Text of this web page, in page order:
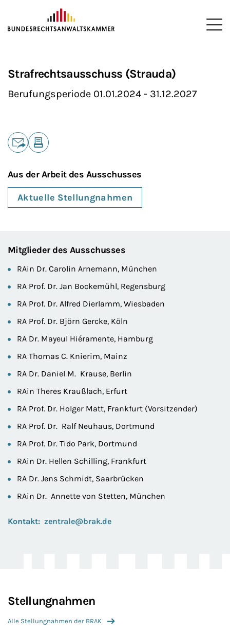
ZUM HAUPTINHALT SPRINGEN
Strafrechtsausschuss (Strauda)
Berufungsperiode 01.01.2024 - 31.12.2027
Teilen
Aus der Arbeit des Ausschusses
Aktuelle Stellungnahmen
Mitglieder des Ausschusses
RAin Dr. Carolin Arnemann, München
RA Prof. Dr. Jan Bockemühl, Regensburg
RA Prof. Dr. Alfred Dierlamm, Wiesbaden
RA Prof. Dr. Björn Gercke, Köln
RA Dr. Mayeul Hiéramente, Hamburg
RA Thomas C. Knierim, Mainz
RA Dr. Daniel M. Krause, Berlin
RAin Theres Kraußlach, Erfurt
RA Prof. Dr. Holger Matt, Frankfurt (Vorsitzender)
RA Prof. Dr. Ralf Neuhaus, Dortmund
RA Prof. Dr. Tido Park, Dortmund
RAin Dr. Hellen Schilling, Frankfurt
RA Dr. Jens Schmidt, Saarbrücken
RAin Dr. Annette von Stetten, München
Kontakt: zentrale@brak.de
Stellungnahmen
Alle Stellungnahmen der BRAK